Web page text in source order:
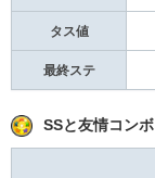
タス値
最終ステ
SSと友情コンボ